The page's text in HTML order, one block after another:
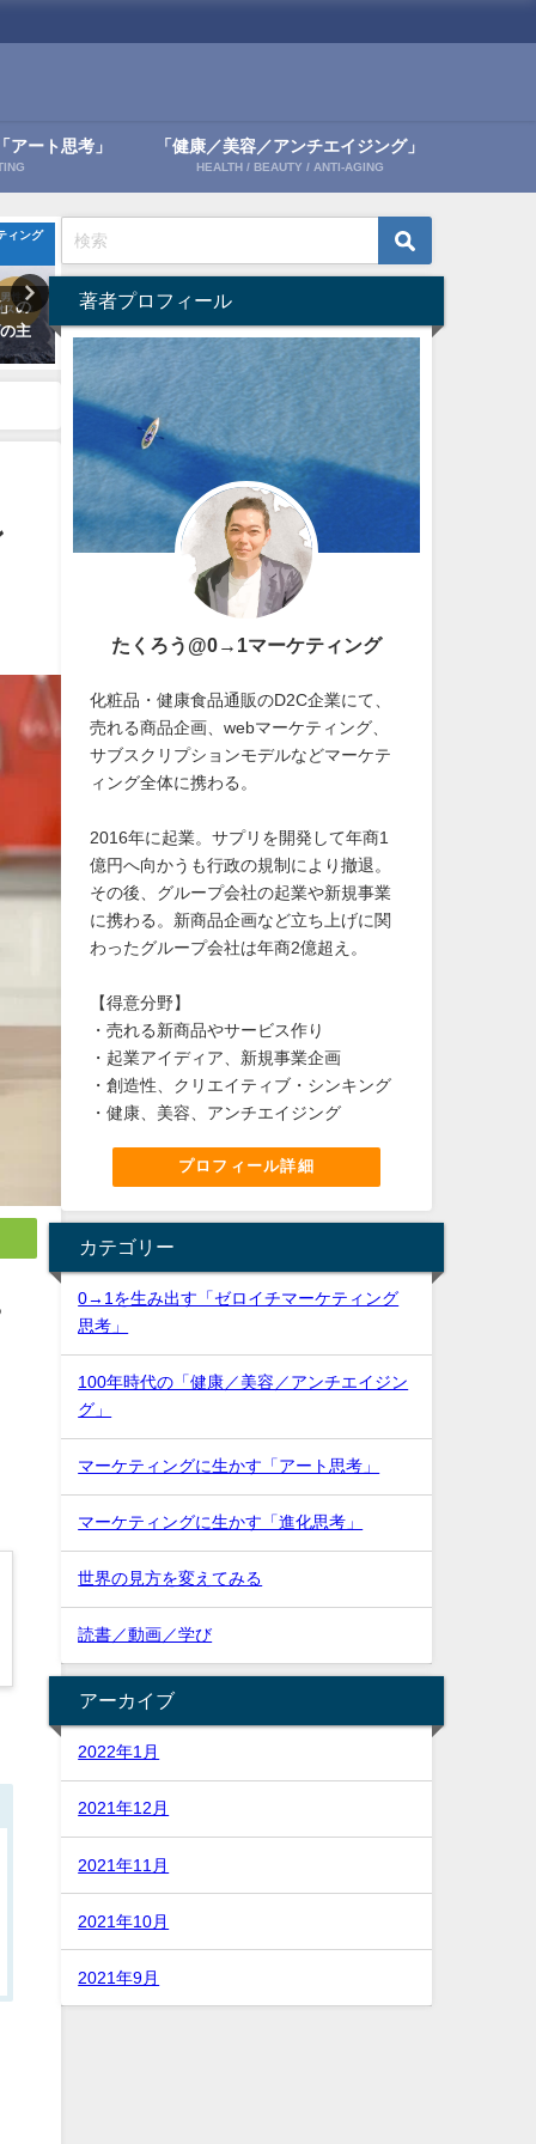
アート思考」 「健康／美容／アンチエイジング」
HEALTH / BEAUTY / ANTI-AGING
ィング
の
主
マーケティングに生かす「進化思考」
売れる「進化思考」／変異6：交
換-サボりたい本音を突いて大ヒ
ット
マーケティングに生かす「進
転-太るサプリ・逆転のアー
スト
著者プロフィール
たくろう@0→1マーケティング
化粧品・健康食品通販のD2C企業にて、
売れる商品企画、webマーケティング、
サブスクリプションモデルなどマーケテ
ィング全体に携わる。
2016年に起業。サプリを開発して年商1
億円へ向かうも行政の規制により撤退。
その後、グループ会社の起業や新規事業
に携わる。新商品企画など立ち上げに関
わったグループ会社は年商2億超え。
【得意分野】
・売れる新商品やサービス作り
・起業アイディア、新規事業企画
・創造性、クリエイティブ・シンキング
・健康、美容、アンチエイジング
プロフィール詳細
カテゴリー
0→1を生み出す「ゼロイチマーケティング
思考」
100年時代の「健康／美容／アンチエイジン
グ」
マーケティングに生かす「アート思考」
マーケティングに生かす「進化思考」
世界の見方を変えてみる
読書／動画／学び
アーカイブ
2022年1月
2021年12月
2021年11月
2021年10月
2021年9月